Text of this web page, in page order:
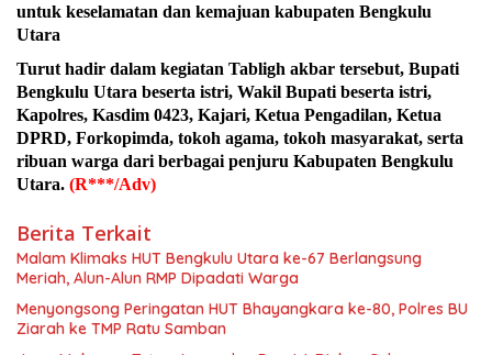
untuk keselamatan dan kemajuan kabupaten Bengkulu
Utara
Turut hadir dalam kegiatan Tabligh akbar tersebut, Bupati
Bengkulu Utara beserta istri, Wakil Bupati beserta istri,
Kapolres, Kasdim 0423, Kajari, Ketua Pengadilan, Ketua
DPRD, Forkopimda, tokoh agama, tokoh masyarakat, serta
ribuan warga dari berbagai penjuru Kabupaten Bengkulu
Utara. (R***/Adv)
Berita Terkait
Malam Klimaks HUT Bengkulu Utara ke-67 Berlangsung
Meriah, Alun-Alun RMP Dipadati Warga
Menyongsong Peringatan HUT Bhayangkara ke-80, Polres BU
Ziarah ke TMP Ratu Samban